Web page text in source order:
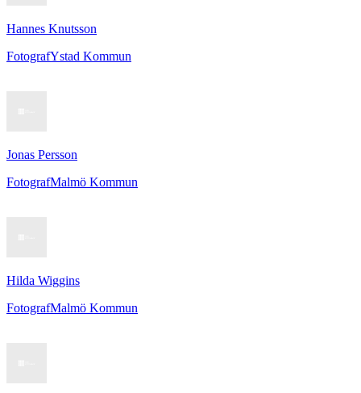
Hannes Knutsson
FotografYstad Kommun
Jonas Persson
FotografMalmö Kommun
Hilda Wiggins
FotografMalmö Kommun